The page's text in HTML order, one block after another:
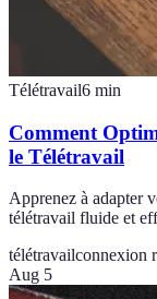
Télétravail6 min
Comment
le Télétravail
Apprenez à adapter
télétravail fluide et
télétravailconnexion
Aug 5